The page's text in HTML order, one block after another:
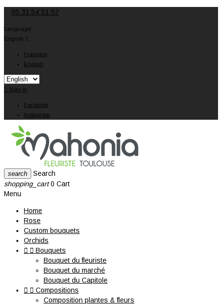
05 31 54 51 57
Language:
English 
Français
English
 Sign in
Facebook
Instagram
search
Search
shopping_cart 0 Cart
Menu
Home
Rose
Custom bouquets
Orchids
  Bouquets
Bouquet du fleuriste
Bouquet du marché
Bouquet du Capitole
  Compositions
Composition plantes & fleurs